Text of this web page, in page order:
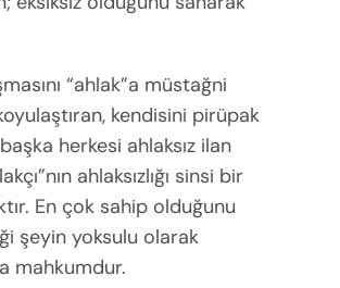
“ahlak”a müstağni
kendisini pirüpak
herkesi ahlaksız ilan
ahlaksızlığı sinsi bir
En çok sahip olduğunu
şeyin yoksulu olarak
mahkumdur.